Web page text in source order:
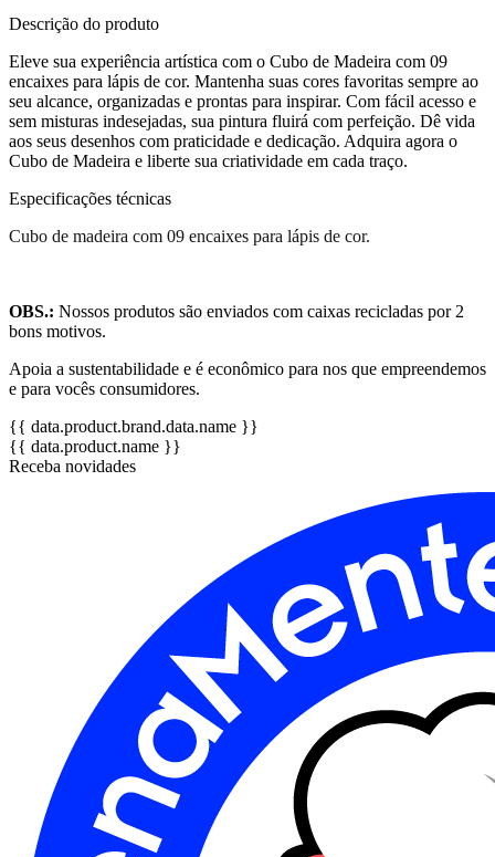
Descrição do produto
Eleve sua experiência artística com o Cubo de Madeira com 09
encaixes para lápis de cor. Mantenha suas cores favoritas sempre ao
seu alcance, organizadas e prontas para inspirar. Com fácil acesso e
sem misturas indesejadas, sua pintura fluirá com perfeição. Dê vida
aos seus desenhos com praticidade e dedicação. Adquira agora o
Cubo de Madeira e liberte sua criatividade em cada traço.
Especificações técnicas
Cubo de madeira com 09 encaixes para lápis de cor.
OBS.: Nossos produtos são enviados com caixas recicladas por 2
bons motivos.
Apoia a sustentabilidade e é econômico para nos que empreendemos
e para vocês consumidores.
{{ data.product.brand.data.name }}
{{ data.product.name }}
Receba novidades